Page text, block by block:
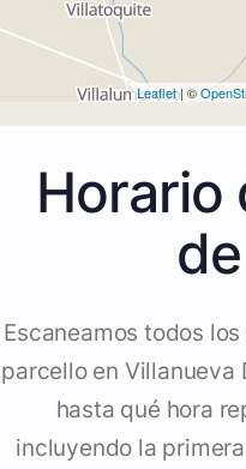
Leaflet| ©
Horario
Escaneamos todos
parcello en Villanueva
hasta qué hora
incluyendo la